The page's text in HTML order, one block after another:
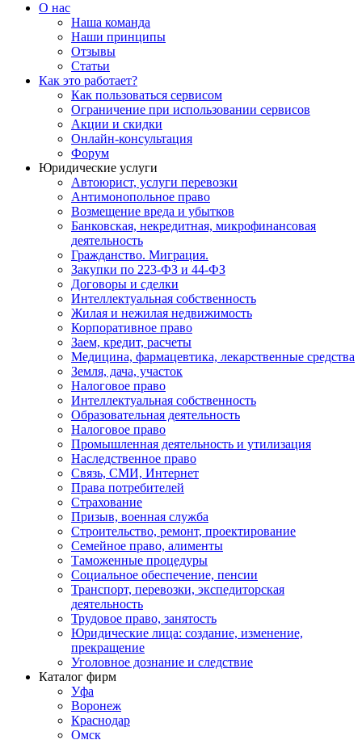
О нас
Наша команда
Наши принципы
Отзывы
Статьи
Как это работает?
Как пользоваться сервисом
Ограничение при использовании сервисов
Акции и скидки
Онлайн-консультация
Форум
Юридические услуги
Автоюрист, услуги перевозки
Антимонопольное право
Возмещение вреда и убытков
Банковская, некредитная, микрофинансовая
деятельность
Гражданство. Миграция.
Закупки по 223-ФЗ и 44-ФЗ
Договоры и сделки
Интеллектуальная собственность
Жилая и нежилая недвижимость
Корпоративное право
Заем, кредит, расчеты
Медицина, фармацевтика, лекарственные средства
Земля, дача, участок
Налоговое право
Интеллектуальная собственность
Образовательная деятельность
Налоговое право
Промышленная деятельность и утилизация
Наследственное право
Связь, СМИ, Интернет
Права потребителей
Страхование
Призыв, военная служба
Строительство, ремонт, проектирование
Семейное право, алименты
Таможенные процедуры
Социальное обеспечение, пенсии
Транспорт, перевозки, экспедиторская
деятельность
Трудовое право, занятость
Юридические лица: создание, изменение,
прекращение
Уголовное дознание и следствие
Каталог фирм
Уфа
Воронеж
Краснодар
Омск